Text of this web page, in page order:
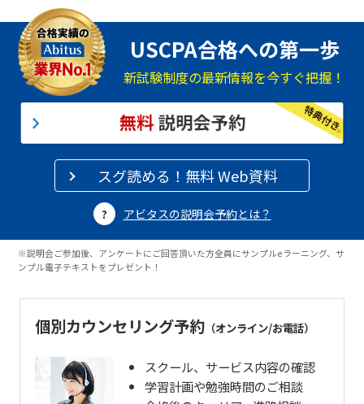
USCPA合格への第一歩
新試験制度の最新情報を今すぐ把握！
スグ読める！無料 Web資料
アビタスの説明会予約とは？
※説明会ご参加後、アンケートにご回答頂いた方全員にサンプルeラーニング、サ
ンプル電子テキストをプレゼント！
個別カウンセリング予約（オンライン/お電話）
スクール、サービス内容の確認
学習計画や勉強時間のご相談